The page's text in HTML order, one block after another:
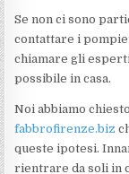
Se non ci sono
contattare i
chiamare gli
possibile in casa.
Noi abbiamo
fabbrofirenze.biz
queste ipotesi.
rientrare da soli in